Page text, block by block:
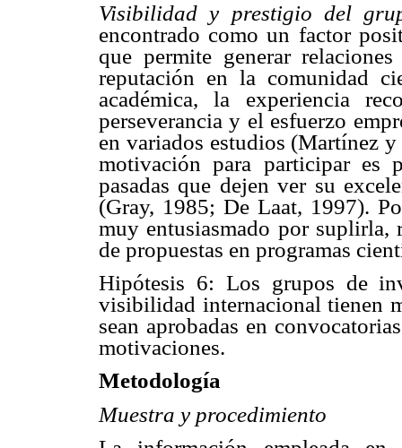
Visibilidad y prestigio del
encontrado como un factor
que permite generar
reputación en la comunidad
académica, la experiencia
perseverancia y el esfuerzo
en variados estudios (Martínez
motivación para participar es
pasadas que dejen ver su
(Gray, 1985; De Laat, 1997).
muy entusiasmado por suplirla,
de propuestas en programas
Hipótesis 6: Los grupos de
visibilidad internacional tienen
sean aprobadas en
motivaciones.
Metodología
Muestra y procedimiento